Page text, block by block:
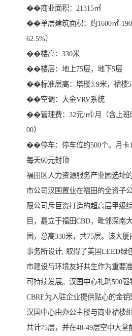
��商业面积：21315㎡
��单层建筑面积：约1600㎡-
62.5%）
��楼高：330米
��楼层：地上75层，地下5层
��标准层高：塔楼3.9米，裙楼
��空调：大金VRV系统
��管理费：32元/㎡/月（含上班
00）
��停车：停车位约500个。月卡
每天60元封顶
福田区人力资源服务产业园选址
市公司汉国置业在福田的全资子
限公司斥巨资打造的超高层甲级
目，矗立于福田CBD，毗邻深南
园，总高330米，共75层。该大
事务所设计, 取得了美国LEED绿
市建设与环境友好共生作为重要
可持续发展。汉国中心礼聘500
CBRE为入驻企业提供贴心的金钥
汉国中心由办公主楼与商业裙楼
共计75层，并在48-49层空中大堂